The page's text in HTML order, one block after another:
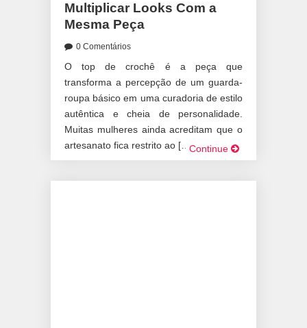
Multiplicar Looks Com a
Mesma Peça
0 Comentários
O top de crochê é a peça que
transforma a percepção de um guarda-
roupa básico em uma curadoria de estilo
autêntica e cheia de personalidade.
Muitas mulheres ainda acreditam que o
artesanato fica restrito ao […]Continue